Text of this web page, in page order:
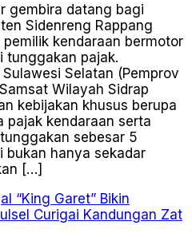
gembira datang bagi
Sidenreng Rappang
kendaraan bermotor
tunggakan pajak.
Selatan (Pemprov
Wilayah Sidrap
kebijakan khusus berupa
pajak kendaraan serta
sebesar 5
bukan hanya sekadar
[…]